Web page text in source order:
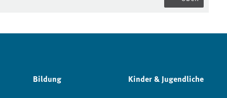
Bildung Kinder & Jugendliche